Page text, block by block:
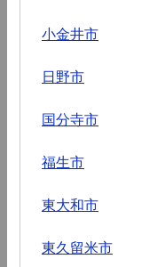
小金井市
日野市
国分寺市
福生市
東大和市
東久留米市